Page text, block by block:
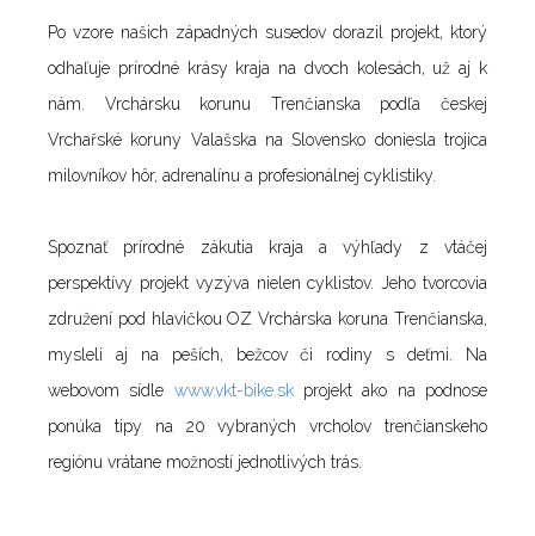
Po vzore našich západných susedov dorazil projekt, ktorý
odhaľuje prírodné krásy kraja na dvoch kolesách, už aj k
nám. Vrchársku korunu Trenčianska podľa českej
Vrchařské koruny Valašska na Slovensko doniesla trojica
milovníkov hôr, adrenalínu a profesionálnej cyklistiky.
Spoznať prírodné zákutia kraja a výhľady z vtáčej
perspektívy projekt vyzýva nielen cyklistov. Jeho tvorcovia
združení pod hlavičkou OZ Vrchárska koruna Trenčianska,
mysleli aj na peších, bežcov či rodiny s deťmi. Na
webovom sídle www.vkt-bike.skprojekt ako na podnose
ponúka tipy na 20 vybraných vrcholov trenčianskeho
regiónu vrátane možností jednotlivých trás.